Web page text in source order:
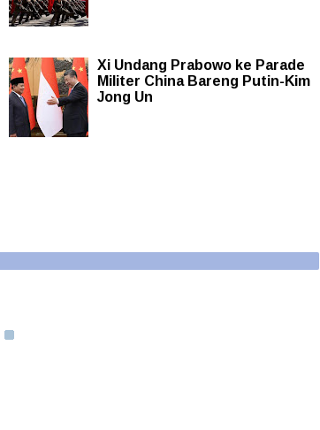
Xi Undang Prabowo ke Parade
Militer China Bareng Putin-Kim
Jong Un